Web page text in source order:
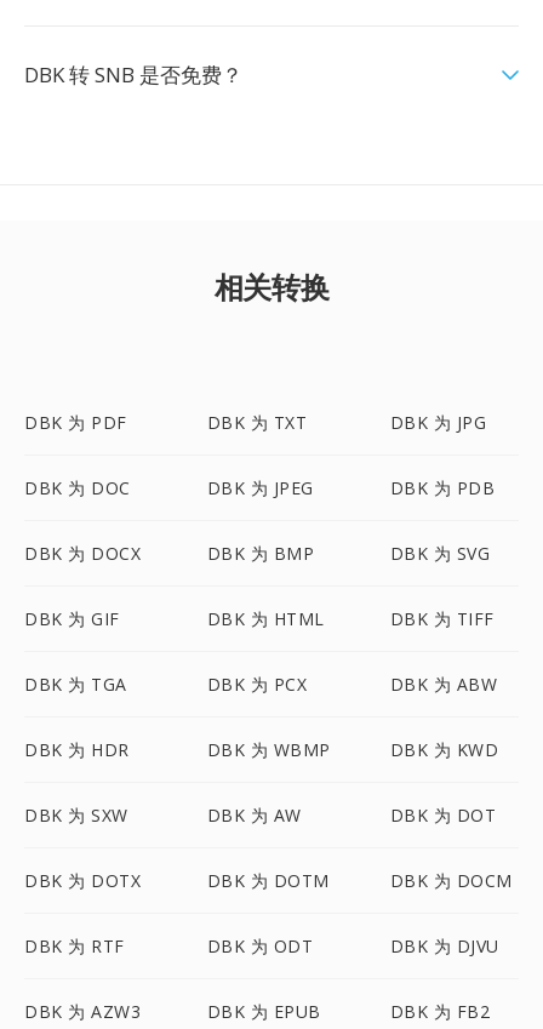
DBK 转 SNB 是否免费？
相关转换
DBK 为 PDF DBK 为 TXT DBK 为 JPG
DBK 为 DOC DBK 为 JPEG DBK 为 PDB
DBK 为 DOCX DBK 为 BMP DBK 为 SVG
DBK 为 GIF DBK 为 HTML DBK 为 TIFF
DBK 为 TGA DBK 为 PCX DBK 为 ABW
DBK 为 HDR DBK 为 WBMP DBK 为 KWD
DBK 为 SXW DBK 为 AW DBK 为 DOT
DBK 为 DOTX DBK 为 DOTM DBK 为 DOCM
DBK 为 RTF DBK 为 ODT DBK 为 DJVU
DBK 为 AZW3 DBK 为 EPUB DBK 为 FB2